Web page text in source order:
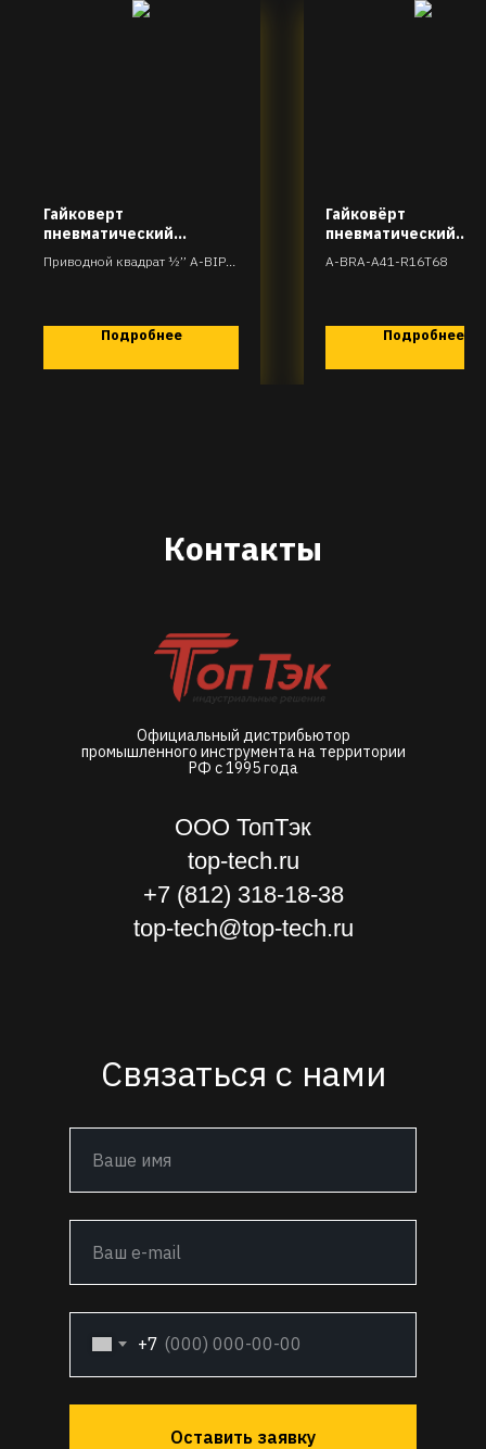
Гайковерт
пневматический
ударный
Приводной квадрат ½’’ A-BIP-
Подробнее
Гайковёрт
пневматический
мм)
A-BRA-A41-R16T68
Подробнее
Контакты
+7
Оставить заявку
ООО ТопТэк
top-tech.ru
+7 (812) 318-18-38
top-tech@top-tech.ru
Официальный дистрибьютор
промышленного инструмента на территории
РФ с 1995 года
Связаться с нами